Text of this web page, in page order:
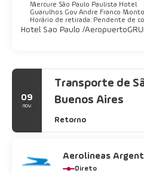
Mercure São Paulo Paulista Hotel
Guarulhos Gov Andre Franco
Horário de retirada: Pendente de
Hotel Sao Paulo / Aeropuerto
09
nov.
Transporte de
Buenos Aires
Retorno
Aerolineas
Direto